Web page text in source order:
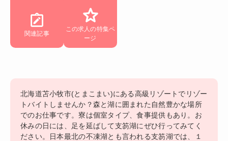
関連記事
この求人の特集ペ
ージ
北海道苫小牧市(とまこまい)にある高級リゾートでリゾー
トバイトしませんか？森と湖に囲まれた自然豊かな場所
でのお仕事です。寮は個室タイプ、食事提供もあり。お
休みの日には、足を延ばして支笏湖にぜひ行ってみてく
ださい。日本最北の不凍湖とも言われる支笏湖では、１